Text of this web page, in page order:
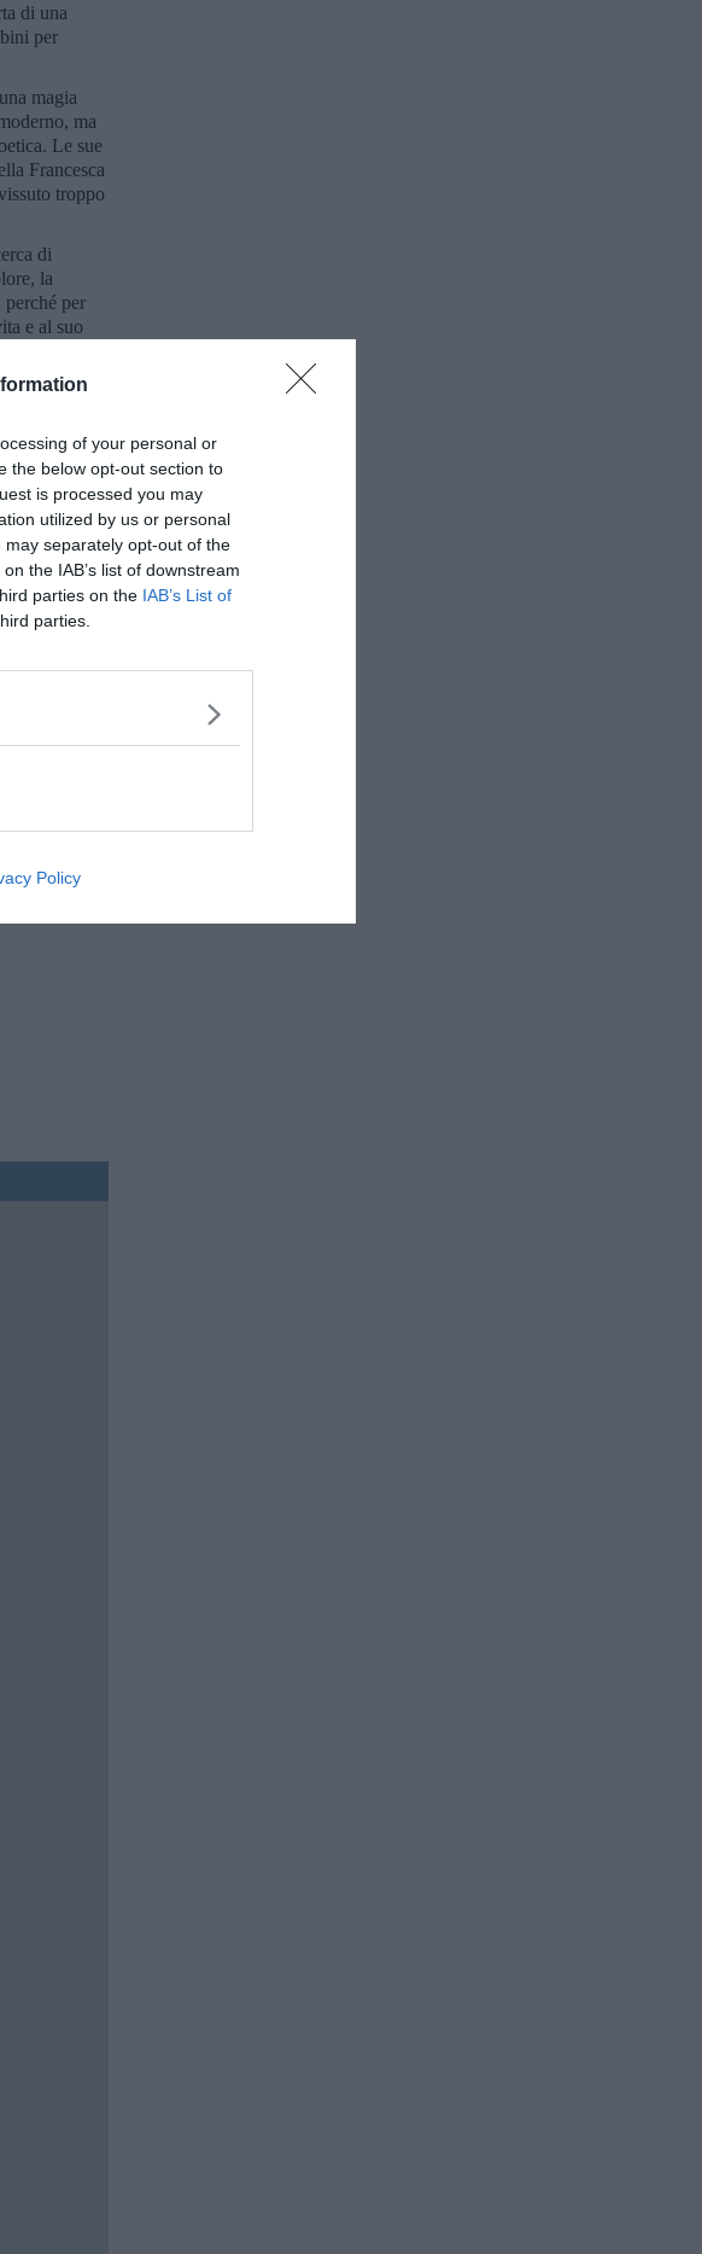
of your personal or
the below opt-out section to
is processed you may
utilized by us or personal
separately opt-out of the
the IAB’s list of downstream
parties on the IAB’s List of
parties.
Policy
di una
per
magia
ma
Le sue
Francesca
troppo
di
la
per
e al suo
dello
modi
curioso e
forse
e nel
dei